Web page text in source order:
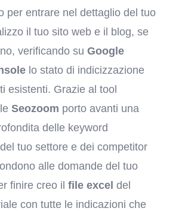
per entrare nel dettaglio del tuo
il tuo sito web e il blog, se
verificando su Google
lo stato di indicizzazione
esistenti. Grazie al tool
Seozoom porto avanti una
delle keyword
tuo settore e dei competitor
alle domande del tuo
finire creo il file excel del
con tutte le indicazioni che